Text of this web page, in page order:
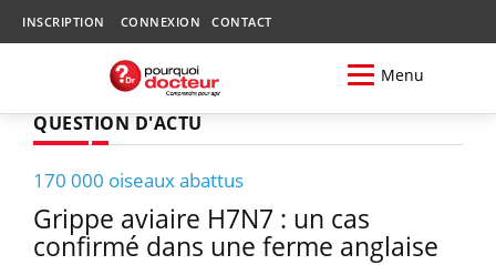
INSCRIPTION CONNEXION CONTACT
Menu
QUESTION D'ACTU
170 000 oiseaux abattus
Grippe aviaire H7N7 : un cas
confirmé dans une ferme anglaise